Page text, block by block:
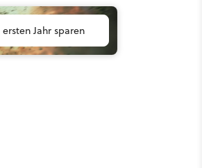
Jahr sparen